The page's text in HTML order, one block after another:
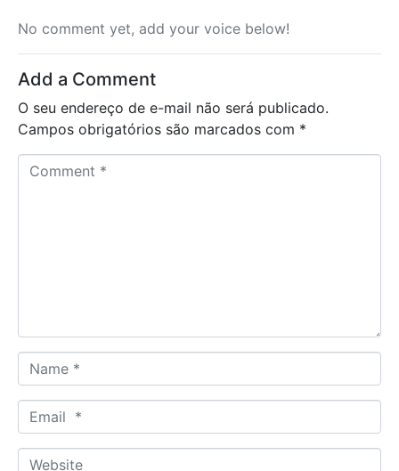
No comment yet, add your voice below!
Add a Comment
O seu endereço de e-mail não será publicado.
Campos obrigatórios são marcados com *
a
m
*
m
aW